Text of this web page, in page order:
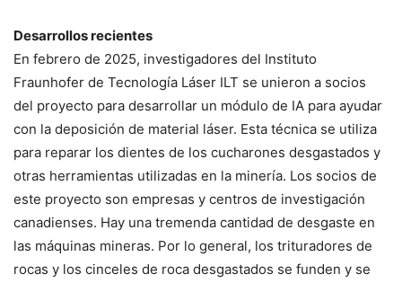
Desarrollos recientes
En febrero de 2025, investigadores del Instituto
Fraunhofer de Tecnología Láser ILT se unieron a socios
del proyecto para desarrollar un módulo de IA para ayudar
con la deposición de material láser. Esta técnica se utiliza
para reparar los dientes de los cucharones desgastados y
otras herramientas utilizadas en la minería. Los socios de
este proyecto son empresas y centros de investigación
canadienses. Hay una tremenda cantidad de desgaste en
las máquinas mineras. Por lo general, los trituradores de
rocas y los cinceles de roca desgastados se funden y se